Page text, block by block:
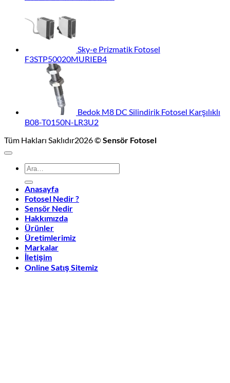
Sky-e Prizmatik Fotosel
F3STP50020MURIEB4
Bedok M8 DC Silindirik Fotosel Karşılıklı
B08-T0150N-LR3U2
Tüm Hakları Saklıdır2026 ©Sensör Fotosel
Ara:
Anasayfa
Fotosel Nedir ?
Sensör Nedir
Hakkımızda
Ürünler
Üretimlerimiz
Markalar
İletişim
Online Satış Sitemiz